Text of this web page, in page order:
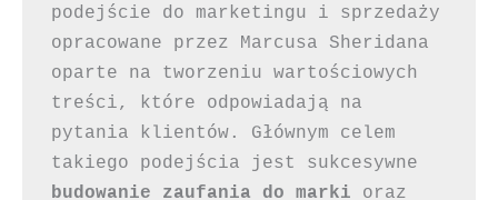
podejście do marketingu i sprzedaży
opracowane przez Marcusa Sheridana
oparte na tworzeniu wartościowych
treści, które odpowiadają na
pytania klientów. Głównym celem
budowanie zaufania
do marki